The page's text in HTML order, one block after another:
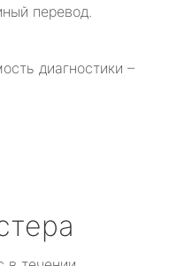
перевод.
диагностики –